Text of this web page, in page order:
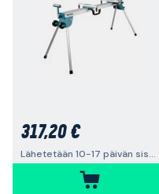
317,20 €
Lähetetään 10-17 päivän sisällä